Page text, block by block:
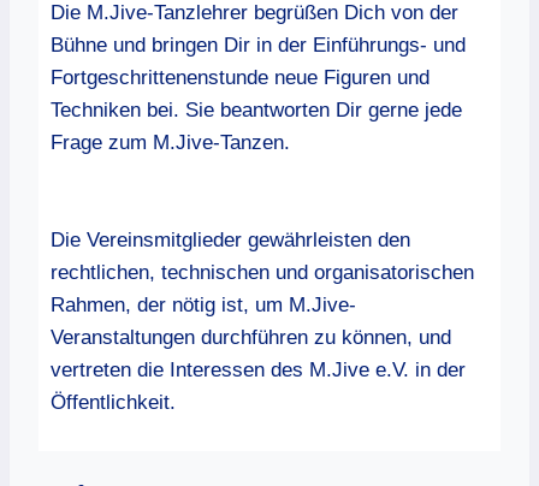
Die M.Jive-Tanzlehrer begrüßen Dich von der
Bühne und bringen Dir in der Einführungs- und
Fortgeschrittenenstunde neue Figuren und
Techniken bei. Sie beantworten Dir gerne jede
Frage zum M.Jive-Tanzen.
Die Vereinsmitglieder gewährleisten den
rechtlichen, technischen und organisatorischen
Rahmen, der nötig ist, um M.Jive-
Veranstaltungen durchführen zu können, und
vertreten die Interessen des M.Jive e.V. in der
Öffentlichkeit.